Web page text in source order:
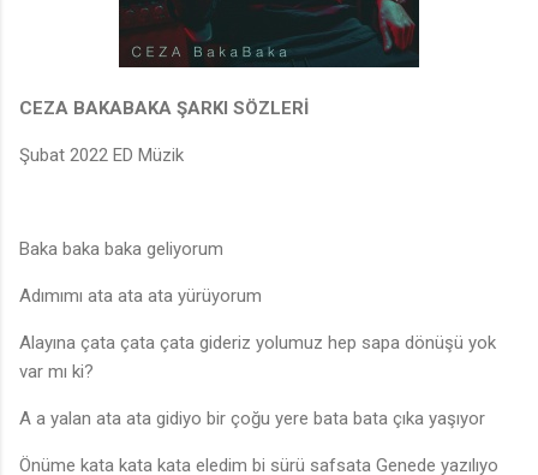
CEZA BAKABAKA ŞARKI SÖZLERİ
Şubat 2022 ED Müzik
Baka baka baka geliyorum
Adımımı ata ata ata yürüyorum
Alayına çata çata çata gideriz yolumuz hep sapa dönüşü yok
var mı ki?
A a yalan ata ata gidiyo bir çoğu yere bata bata çıka yaşıyor
Önüme kata kata kata eledim bi sürü safsata Genede yazılıyo